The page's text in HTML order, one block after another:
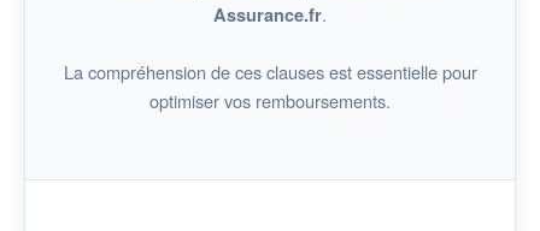
Assurance.fr.
La compréhension de ces clauses est essentielle pour
optimiser vos remboursements.